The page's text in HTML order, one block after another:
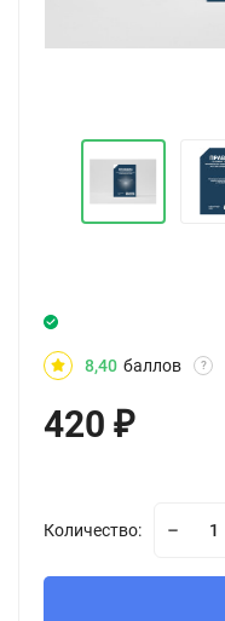
8,40 баллов ?
420 ₽
Количество: